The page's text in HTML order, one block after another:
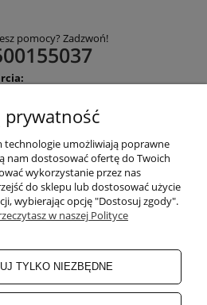
pomocy? Zadzwoń!
ZAKUPÓW
KONTO
prywatność
technologie umożliwiają poprawne
nam dostosować ofertę do Twoich
wykorzystanie przez nas
do sklepu lub dostosować użycie
wybierając opcję "Dostosuj zgody".
w naszej Polityce
TYLKO NIEZBĘDNE